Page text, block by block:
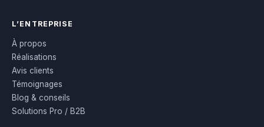
L’ENTREPRISE
À propos
Réalisations
Avis clients
Témoignages
Blog & conseils
Solutions Pro / B2B